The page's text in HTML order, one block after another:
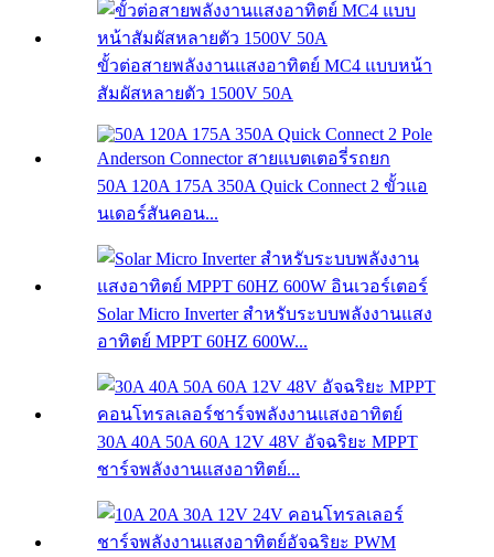
ขั้วต่อสายพลังงานแสงอาทิตย์ MC4 แบบหน้า
สัมผัสหลายตัว 1500V 50A
50A 120A 175A 350A Quick Connect 2 ขั้วแอ
นเดอร์สันคอน...
Solar Micro Inverter สำหรับระบบพลังงานแสง
อาทิตย์ MPPT 60HZ 600W...
30A 40A 50A 60A 12V 48V อัจฉริยะ MPPT
ชาร์จพลังงานแสงอาทิตย์...